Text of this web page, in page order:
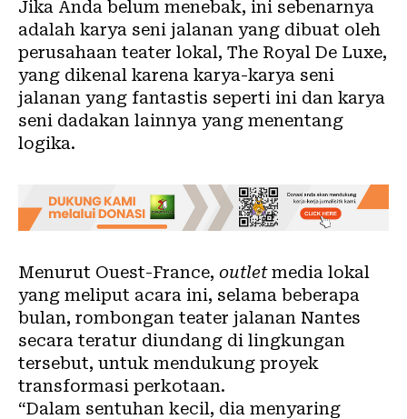
Jika Anda belum menebak, ini sebenarnya
adalah karya seni jalanan yang dibuat oleh
perusahaan teater lokal, The Royal De Luxe,
yang dikenal karena karya-karya seni
jalanan yang fantastis seperti ini dan karya
seni dadakan lainnya yang menentang
logika.
Menurut Ouest-France, outletmedia lokal
yang meliput acara ini, selama beberapa
bulan, rombongan teater jalanan Nantes
secara teratur diundang di lingkungan
tersebut, untuk mendukung proyek
transformasi perkotaan.
“Dalam sentuhan kecil, dia menyaring